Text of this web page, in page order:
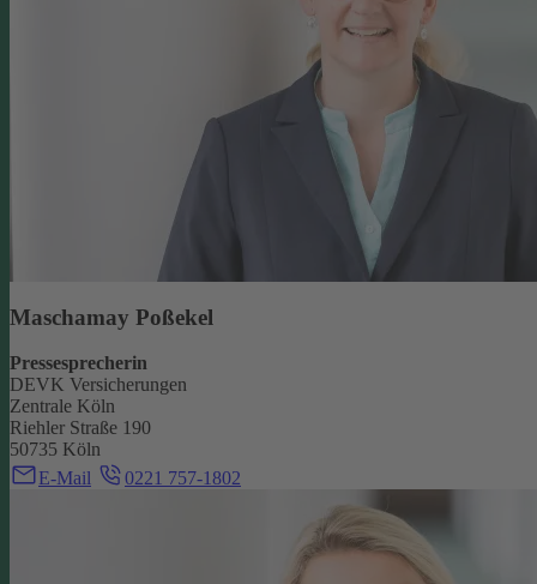
Maschamay Poßekel
Pressesprecherin
DEVK Versicherungen
Zentrale Köln
Riehler Straße 190
50735 Köln
E-Mail
0221 757-1802